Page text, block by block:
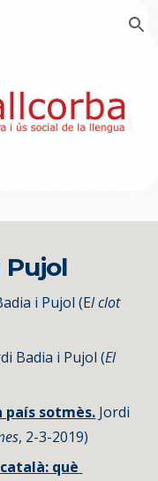
Skip to navigation
Pujol
i Pujol (El clot
Badia i Pujol (El
país sotmès. Jordi
, 2-3-2019)
què